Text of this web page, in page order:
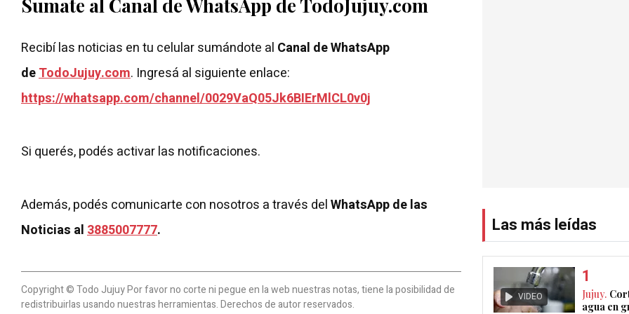
Sumate al Canal de WhatsApp de TodoJujuy.com
Recibí las noticias en tu celular sumándote al Canal de WhatsApp
deTodoJujuy.com. Ingresá al siguiente enlace:
https://whatsapp.com/channel/0029VaQ05Jk6BIErMlCL0v0j
Si querés, podés activar las notificaciones.
Además, podés comunicarte con nosotros a través delWhatsApp de las
Noticias al3885007777.
Copyright © Todo Jujuy Por favor no corte ni pegue en la web nuestras notas, tiene la posibilidad de
redistribuirlas usando nuestras herramientas. Derechos de autor reservados.
Las más leídas
VIDEO Jujuy.
agua en